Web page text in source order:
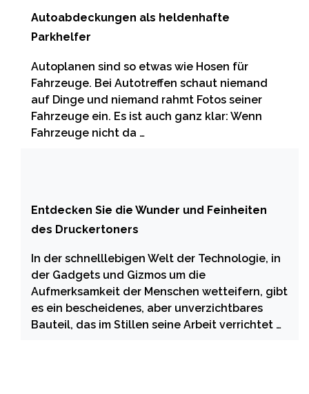
Autoabdeckungen als heldenhafte
Parkhelfer
Autoplanen sind so etwas wie Hosen für
Fahrzeuge. Bei Autotreffen schaut niemand
auf Dinge und niemand rahmt Fotos seiner
Fahrzeuge ein. Es ist auch ganz klar: Wenn
Fahrzeuge nicht da …
Entdecken Sie die Wunder und Feinheiten
des Druckertoners
In der schnelllebigen Welt der Technologie, in
der Gadgets und Gizmos um die
Aufmerksamkeit der Menschen wetteifern, gibt
es ein bescheidenes, aber unverzichtbares
Bauteil, das im Stillen seine Arbeit verrichtet …